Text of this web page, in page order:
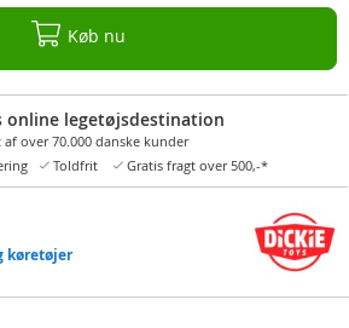
Køb nu
online legetøjsdestination
af over 70.000 danske kunder
Toldfrit Gratis fragt over 500,-*
køretøjer